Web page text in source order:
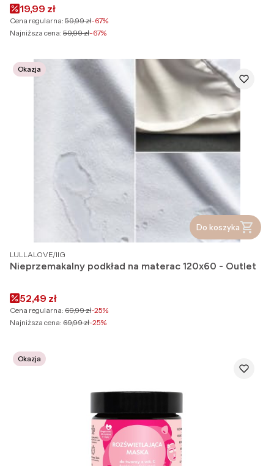
Cena promocyjna
19,99 zł
Cena regularna: 59,99 zł-67%
Najniższa cena: 59,99 zł-67%
Okazja
Do koszyka
PRODUCENT
LULLALOVE/IIG
Nieprzemakalny podkład na materac 120x60 - Outlet
Cena promocyjna
52,49 zł
Cena regularna: 69,99 zł-25%
Najniższa cena: 69,99 zł-25%
Okazja